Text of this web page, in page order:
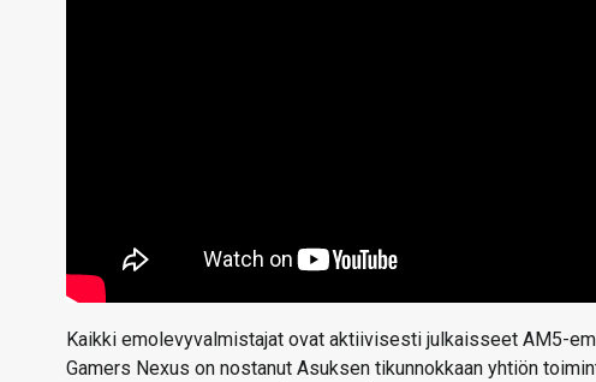
Kaikki emolevyvalmistajat ovat aktiivisesti julkaisseet AM5-
Gamers Nexus on nostanut Asuksen tikunnokkaan yhtiön